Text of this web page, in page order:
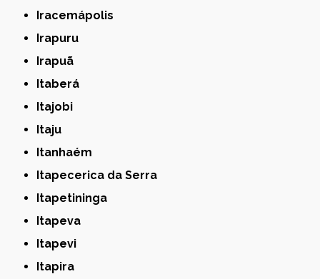
Iracemápolis
Irapuru
Irapuã
Itaberá
Itajobi
Itaju
Itanhaém
Itapecerica da Serra
Itapetininga
Itapeva
Itapevi
Itapira